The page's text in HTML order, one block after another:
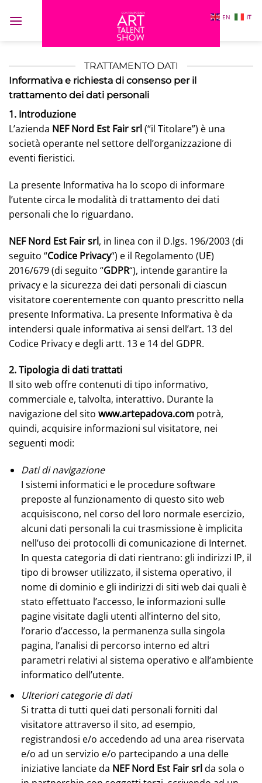
TRATTAMENTO DATI
Informativa e richiesta di consenso per il
trattamento dei dati personali
1. Introduzione
L’azienda NEF Nord Est Fair srl(“il Titolare”) è una
società operante nel settore dell’organizzazione di
eventi fieristici.
La presente Informativa ha lo scopo di informare
l’utente circa le modalità di trattamento dei dati
personali che lo riguardano.
NEF Nord Est Fair srl, in linea con il D.lgs. 196/2003 (di
seguito “Codice Privacy“) e il Regolamento (UE)
2016/679 (di seguito “GDPR“), intende garantire la
privacy e la sicurezza dei dati personali di ciascun
visitatore coerentemente con quanto prescritto nella
presente Informativa. La presente Informativa è da
intendersi quale informativa ai sensi dell’art. 13 del
Codice Privacy e degli artt. 13 e 14 del GDPR.
2. Tipologia di dati trattati
Il sito web offre contenuti di tipo informativo,
commerciale e, talvolta, interattivo. Durante la
navigazione del sito www.artepadova.com potrà,
quindi, acquisire informazioni sul visitatore, nei
seguenti modi:
Dati di navigazione
I sistemi informatici e le procedure software
preposte al funzionamento di questo sito web
acquisiscono, nel corso del loro normale esercizio,
alcuni dati personali la cui trasmissione è implicita
nell’uso dei protocolli di comunicazione di Internet.
In questa categoria di dati rientrano: gli indirizzi IP, il
tipo di browser utilizzato, il sistema operativo, il
nome di dominio e gli indirizzi di siti web dai quali è
stato effettuato l’accesso, le informazioni sulle
pagine visitate dagli utenti all’interno del sito,
l’orario d’accesso, la permanenza sulla singola
pagina, l’analisi di percorso interno ed altri
parametri relativi al sistema operativo e all’ambiente
informatico dell’utente.
Ulteriori categorie di dati
Si tratta di tutti quei dati personali forniti dal
visitatore attraverso il sito, ad esempio,
registrandosi e/o accedendo ad una area riservata
e/o ad un servizio e/o partecipando a una delle
iniziative lanciate da NEF Nord Est Fair srlda sola o
EN IT